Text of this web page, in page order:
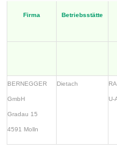
Firma Betriebsstätte
BERNEGGER
GmbH
Gradau 15
4591 Molln
Dietach
U-